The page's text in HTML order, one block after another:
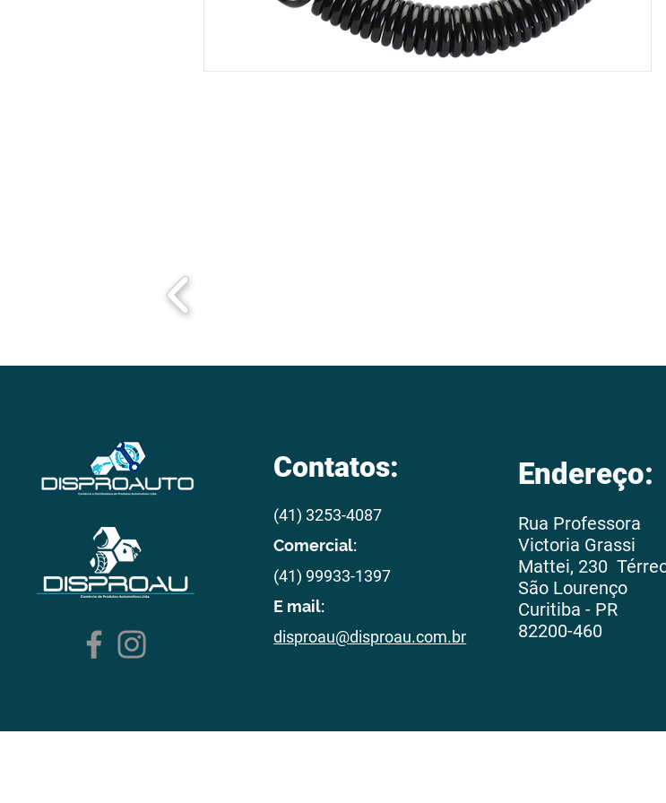
Contatos:
(41) 3253-4087
Comercial:
(41) 99933-1397
E mail:
disproau@disproau.com.br
Endereço:
Rua Professora
Victoria Grassi
Mattei, 230
São Lourenço
Curitiba - PR
82200-460